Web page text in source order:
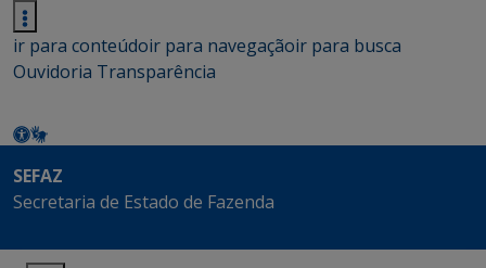
ir para conteúdoir para navegaçãoir para busca
Ouvidoria Transparência
SEFAZ
Secretaria de Estado de Fazenda